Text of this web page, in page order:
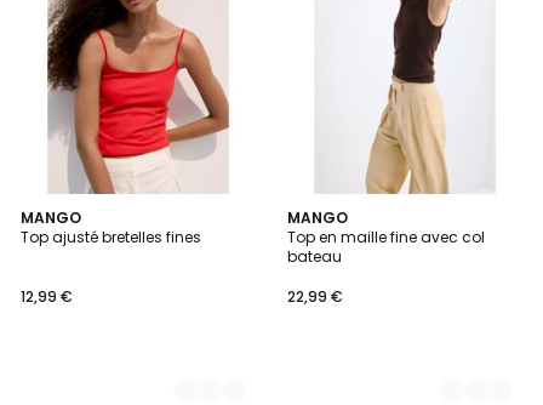
MANGO
Top ajusté bretelles fines
12,99 €
3
Couleurs
MANGO
Top en maille fine avec col
bateau
22,99 €
6
Couleurs